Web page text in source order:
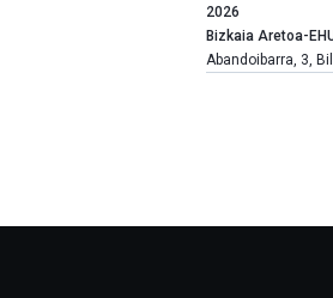
año
más,
Bilbao
la
2026
Bizkaia Aretoa-
Abandoibarra, 3,